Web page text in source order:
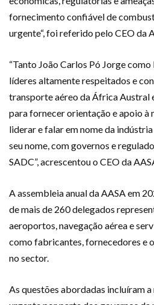
fornecimento confiável de
urgente“, foi referido pelo CEO da
“Tanto João Carlos Pó Jorge
líderes altamente respeitados e
transporte aéreo da África Austral
para fornecer orientação e apoio à
liderar e falar em nome da
seu nome, com governos e
SADC”, acrescentou o CEO da
A assembleia anual da AASA em
de mais de 260 delegados
aeroportos, navegação aérea e
como fabricantes, fornecedores e
no sector.
As questões abordadas incluíram a